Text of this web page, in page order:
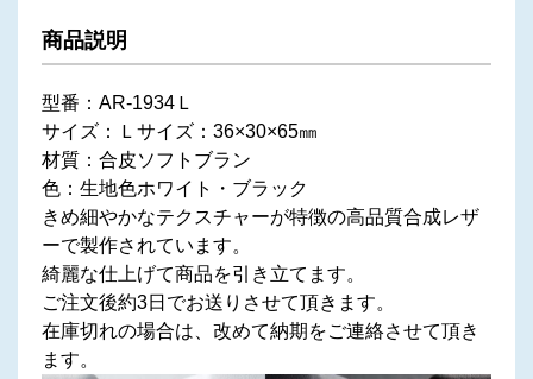
商品説明
型番：AR-1934Ｌ
サイズ：Ｌサイズ：36×30×65㎜
材質：合皮ソフトブラン
色：生地色ホワイト・ブラック
きめ細やかなテクスチャーが特徴の高品質合成レザ
ーで製作されています。
綺麗な仕上げて商品を引き立てます。
ご注文後約3日でお送りさせて頂きます。
在庫切れの場合は、改めて納期をご連絡させて頂き
ます。